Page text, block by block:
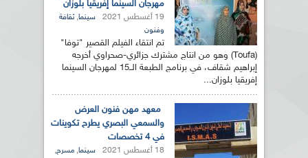
مهرجان السينما إفريقيا بلوزان
19 أغسطس 2021 سينما,ثقافة
وفنون
تم انتقاء الفيلم القصير "توفا"
(Toufa) وهو من انتاج مشترك جزائري-صحراوي أخرجه
إبراهيم شقاف، في برنامج الطبعة الــ15 لمهرجان السينما
إفريقيا بلوزان...
معهد مهن فنون العرض
والسمعي البصري يطرح تكوينات
في 4 تخصصات
18 أغسطس 2021 سينما, مسرح,